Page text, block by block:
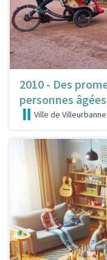
2010 - Des
personnes âgées
Ville de Villeurbanne